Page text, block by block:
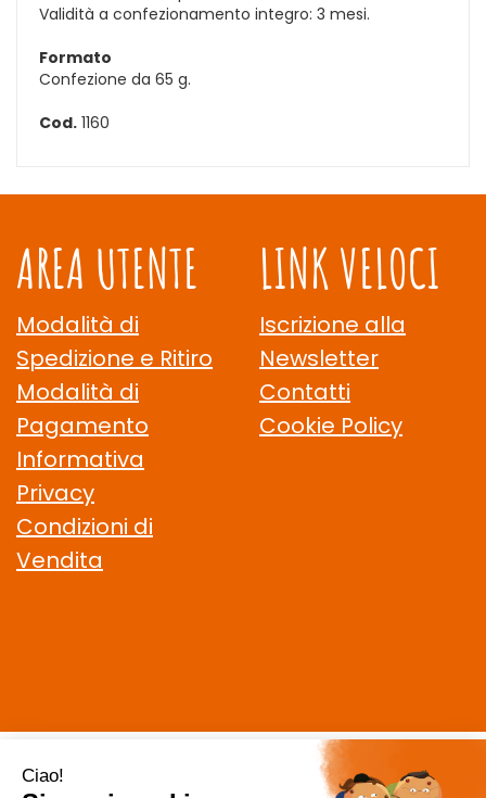
Validità a confezionamento integro: 3 mesi.
Formato
Confezione da 65 g.
Cod. 1160
AREA UTENTE
Modalità di
Spedizione e Ritiro
Modalità di
Pagamento
Informativa
Privacy
Condizioni di
Vendita
LINK VELOCI
Iscrizione alla
Newsletter
Contatti
Cookie Policy
CELIACHIAMO.COM SRL - VIA DELLA MAGLIANA, 183 00146